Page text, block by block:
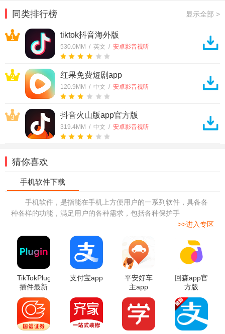
同类排行榜 显示全部 >
1 tiktok抖音海外版
530.0MM / 英文 / 安卓影音视听
2 红果免费短剧app
120.9MM / 中文 / 安卓影音视听
3 抖音火山版app官方版
319.4MM / 中文 / 安卓影音视听
猜你喜欢
手机软件，是指能在手机上方便用户的一系列软件，具备各
种各样的功能，满足用户的各种需求，包括各种保护手
>>进入专区
TikTokPlugin
插件最新
版
支付宝app
平安好车
主app
回森app官
方版